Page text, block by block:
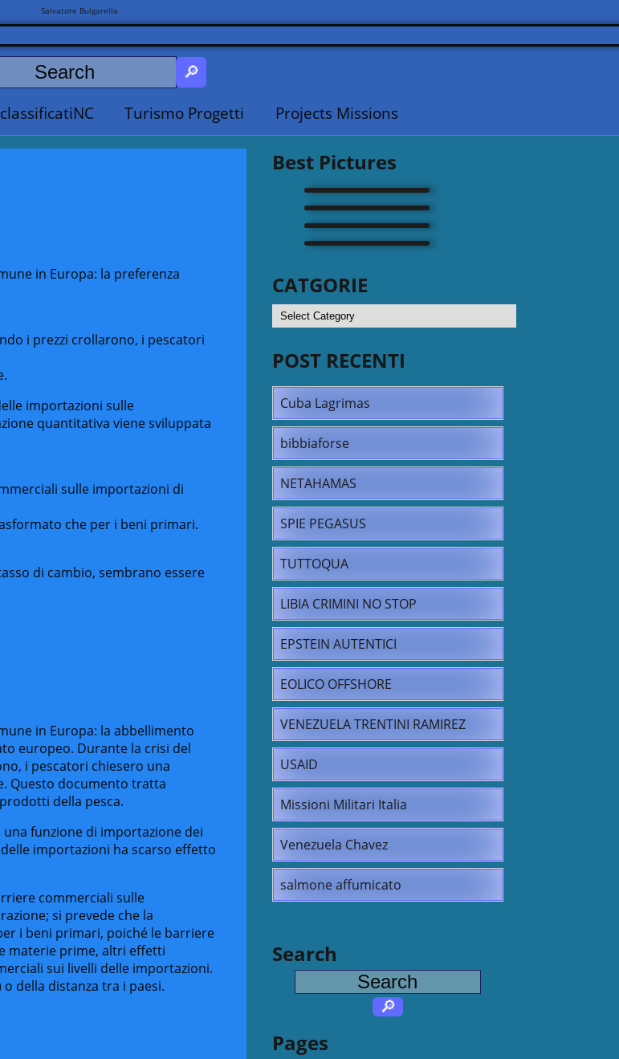
Salvatore Bulgarella
Turismo Progetti Projects Missions
in Europa: la preferenza
i prezzi crollarono, i pescatori
importazioni sulle
quantitativa viene sviluppata
sulle importazioni di
che per i beni primari.
di cambio, sembrano essere
in Europa: la abbellimento
europeo. Durante la crisi del
i pescatori chiesero una
Questo documento tratta
della pesca.
funzione di importazione dei
importazioni ha scarso effetto
commerciali sulle
si prevede che la
i beni primari, poiché le barriere
materie prime, altri effetti
sui livelli delle importazioni.
della distanza tra i paesi.
Best Pictures
CATGORIE
POST RECENTI
Cuba Lagrimas
bibbiaforse
NETAHAMAS
SPIE PEGASUS
TUTTOQUA
LIBIA CRIMINI NO STOP
EPSTEIN AUTENTICI
EOLICO OFFSHORE
VENEZUELA TRENTINI RAMIREZ
USAID
Missioni Militari Italia
Venezuela Chavez
salmone affumicato
Search
Pages